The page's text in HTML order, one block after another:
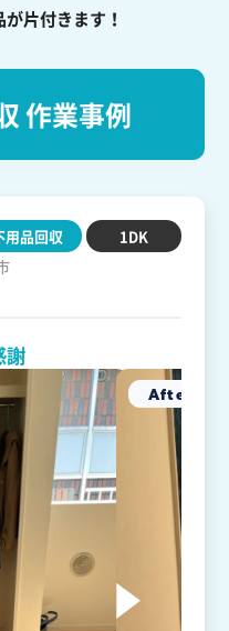
片付きます！
作業事例
用品回収 1DK
謝